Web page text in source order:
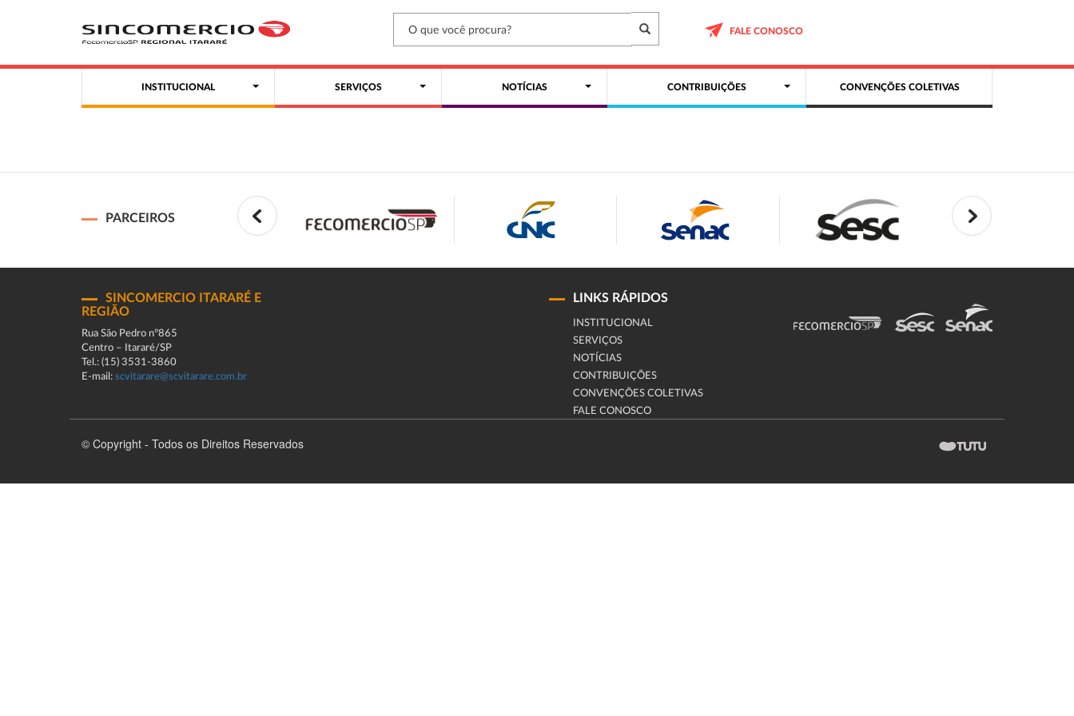
FALE CONOSCO
INSTITUCIONAL SERVIÇOS NOTÍCIAS CONTRIBUIÇÕES CONVENÇÕES COLETIVAS
PARCEIROS
SINCOMERCIO ITARARÉ E
REGIÃO
Rua São Pedro n°865
Centro – Itararé/SP
Tel.: (15) 3531-3860
E-mail: scvitarare@scvitarare.com.br
LINKS RÁPIDOS
INSTITUCIONAL
SERVIÇOS
NOTÍCIAS
CONTRIBUIÇÕES
CONVENÇÕES COLETIVAS
FALE CONOSCO
© Copyright - Todos os Direitos Reservados